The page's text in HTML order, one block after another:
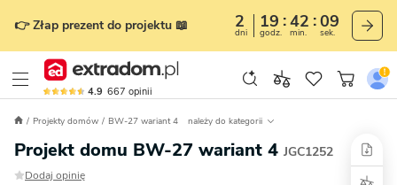
👉 Złap prezent do projektu 📖 2
dni
19
godz.
42
min.
07
sek.
4.9 667 opinii
Projekty domów BW-27 wariant 4 należy do kategorii
Projekt domu BW-27 wariant 4 JGC1252
Dodaj opinię